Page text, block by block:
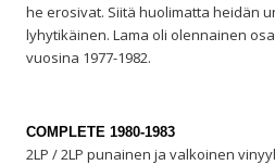
he erosivat. Siitä huolimatta heidän
lyhytikäinen. Lama oli olennainen
vuosina 1977-1982.
COMPLETE 1980-1983
2LP / 2LP punainen ja valkoinen